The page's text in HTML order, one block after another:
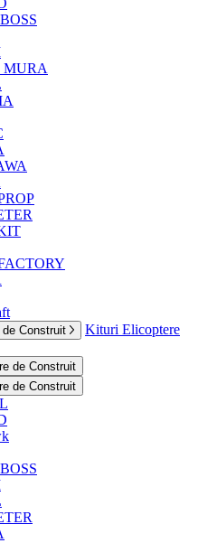
MURA
Construit
Kituri Elicoptere
de Construit
de Construit